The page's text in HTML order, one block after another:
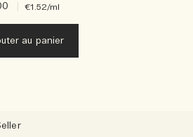
€1.52/ml
au panier